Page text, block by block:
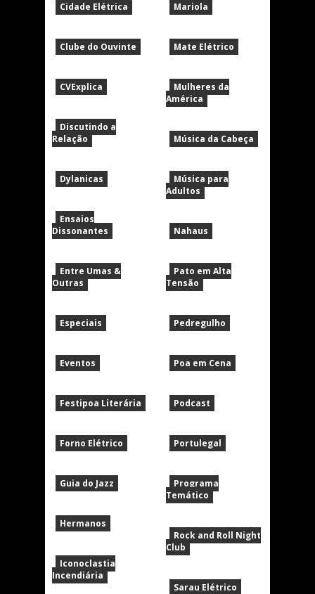
Cidade Elétrica
Clube do Ouvinte
CVExplica
Discutindo a
Relação
Dylanicas
Ensaios
Dissonantes
Entre Umas &
Outras
Especiais
Eventos
Festipoa Literária
Forno Elétrico
Guia do Jazz
Hermanos
Iconoclastia
Incendiária
Mariola
Mate Elétrico
Mulheres da
América
Música da Cabeça
Música para
Adultos
Nahaus
Pato em Alta
Tensão
Pedregulho
Poa em Cena
Podcast
Portulegal
Programa
Temático
Rock and Roll Night
Club
Sarau Elétrico